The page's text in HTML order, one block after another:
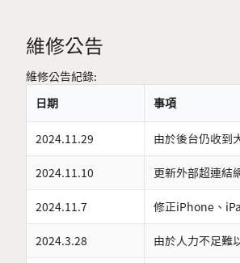
維修公告
維修公告紀錄:
日期
事項
2024.11.29 由於後台仍收到
2024.11.10 更新外部超連結
2024.11.7 修正iPhone、
2024.3.28 由於人力不足難